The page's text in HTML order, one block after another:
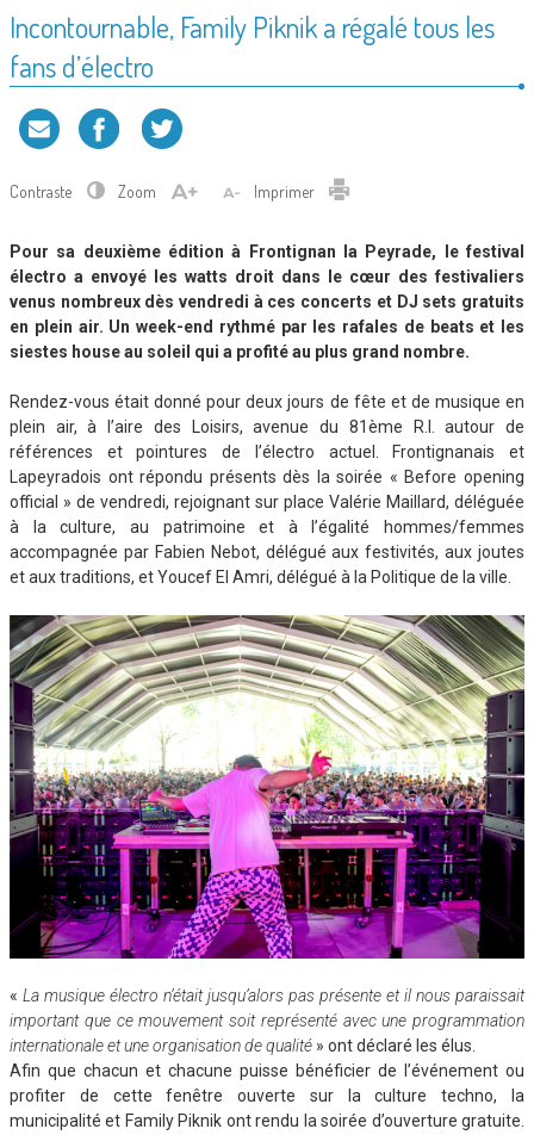
Incontournable, Family Piknik a régalé tous les
fans d’électro
Contraste Zoom Imprimer
Pour sa deuxième édition à Frontignan la Peyrade, le festival
électro a envoyé les watts droit dans le cœur des festivaliers
venus nombreux dès vendredi à ces concerts et DJ sets gratuits
en plein air. Un week-end rythmé par les rafales de beats et les
siestes house au soleil qui a profité au plus grand nombre.
Rendez-vous était donné pour deux jours de fête et de musique en
plein air, à l’aire des Loisirs, avenue du 81ème R.I. autour de
références et pointures de l’électro actuel. Frontignanais et
Lapeyradois ont répondu présents dès la soirée « Before opening
official » de vendredi, rejoignant sur place Valérie Maillard, déléguée
à la culture, au patrimoine et à l’égalité hommes/femmes
accompagnée par Fabien Nebot, délégué aux festivités, aux joutes
et aux traditions, et Youcef El Amri, délégué à la Politique de la ville.
« La musique électro n’était jusqu’alors pas présente et il nous paraissait
important que ce mouvement soit représenté avec une programmation
internationale et une organisation de qualité » ont déclaré les élus.
Afin que chacun et chacune puisse bénéficier de l’événement ou
profiter de cette fenêtre ouverte sur la culture techno, la
municipalité et Family Piknik ont rendu la soirée d’ouverture gratuite.